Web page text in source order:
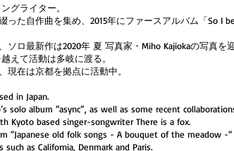
グライター。
た自作曲を集め、2015年にファースアルバム「So I
ロ最新作は2020年 夏 写真家・Miho Kajiokaの写真を
えて活動は多岐に渡る。
在は京都を拠点に活動中。
in Japan.
solo album “async”, as well as some recent
Kyoto based singer-songwriter There is a fox.
“Japanese old folk songs - A bouquet of the meadow -
as California, Denmark and Paris.